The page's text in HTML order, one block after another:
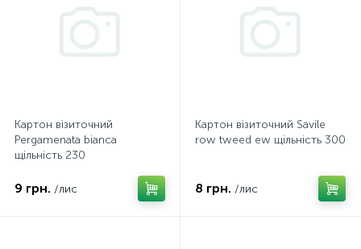
Картон візиточний
Pergamenata bianca
щільність 230
9 грн. /лис
Картон візиточний Savile
row tweed ew щільність 300
8 грн. /лис